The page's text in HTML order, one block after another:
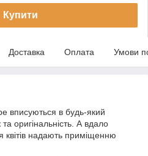
Купити
Доставка Оплата Умови
вписуються в будь-який
оригінальність. А вдало
квітів надають приміщенню